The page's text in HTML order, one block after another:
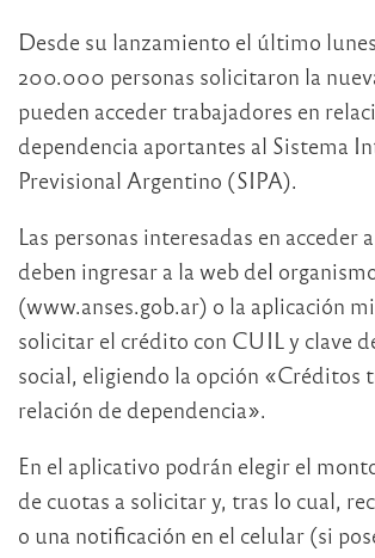
Desde su lanzamiento el último
200.000 personas solicitaron la
pueden acceder trabajadores en
dependencia aportantes al Sistema
Previsional Argentino (SIPA).
Las personas interesadas en acceder
deben ingresar a la web del
(www.anses.gob.ar) o la aplicación
solicitar el crédito con CUIL y clave
social, eligiendo la opción «Créditos
relación de dependencia».
En el aplicativo podrán elegir el
de cuotas a solicitar y, tras lo cual,
o una notificación en el celular (si